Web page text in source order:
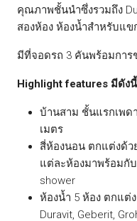
คุณภาพชั้นนำซึ่งรวมถึง
สองห้อง ห้องน้ำสำหรับแ
มีที่จอดรถ 3 คันพร้อมการ
Highlight features มีดัง
บ้านสาม ชั้นแรกเพด
เมตร
สี่ห้องนอน ตกแต่งด้ว
แต่ละห้องมาพร้อมกั
shower
ห้องน้ำ 5 ห้อง ตกแต่
Duravit, Geberit,